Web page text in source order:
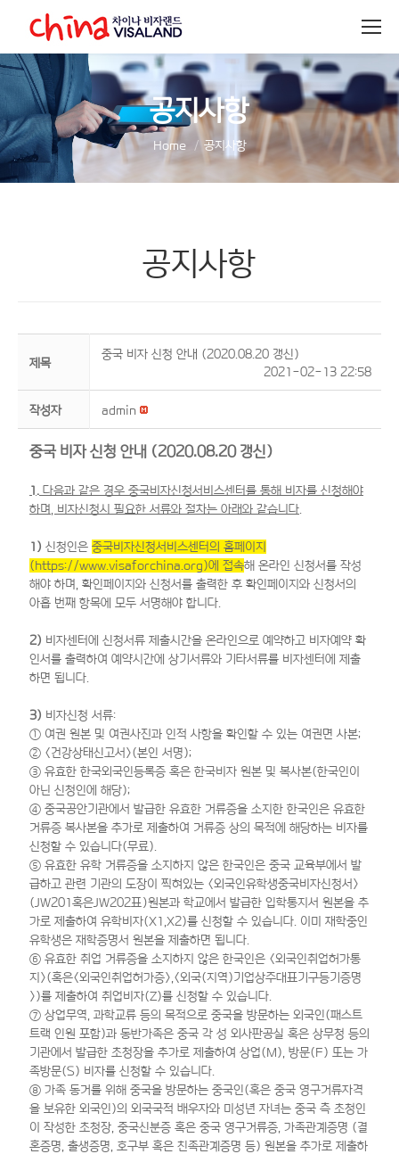
공지사항
You are here:
Home 공지사항
공지사항
제목
중국 비자 신청 안내 (2020.08.20 갱신)
2021-02-13 22:58
작성자 admin
중국 비자 신청 안내 (2020.08.20 갱신)
1. 다음과 같은 경우 중국비자신청서비스센터를 통해 비자를 신청해야
하며, 비자신청시 필요한 서류와 절차는 아래와 같습니다.
1) 신청인은 중국비자신청서비스센터의 홈페이지
(https://www.visaforchina.org)에 접속해 온라인 신청서를 작성
해야 하며, 확인페이지와 신청서를 출력한 후 확인페이지와 신청서의
아홉 번째 항목에 모두 서명해야 합니다.
2) 비자센터에 신청서류 제출시간을 온라인으로 예약하고 비자예약 확
인서를 출력하여 예약시간에 상기서류와 기타서류를 비자센터에 제출
하면 됩니다.
3) 비자신청 서류:
① 여권 원본 및 여권사진과 인적 사항을 확인할 수 있는 여권면 사본;
② <건강상태신고서>(본인 서명);
③ 유효한 한국외국인등록증 혹은 한국비자 원본 및 복사본(한국인이
아닌 신청인에 해당);
④ 중국공안기관에서 발급한 유효한 거류증을 소지한 한국인은 유효한
거류증 복사본을 추가로 제출하여 거류증 상의 목적에 해당하는 비자를
신청할 수 있습니다(무료).
⑤ 유효한 유학 거류증을 소지하지 않은 한국인은 중국 교육부에서 발
급하고 관련 기관의 도장이 찍혀있는 <외국인유학생중국비자신청서>
(JW201혹은JW202표）원본과 학교에서 발급한 입학통지서 원본을 추
가로 제출하여 유학비자(X1,X2)를 신청할 수 있습니다. 이미 재학중인
유학생은 재학증명서 원본을 제출하면 됩니다.
⑥ 유효한 취업 거류증을 소지하지 않은 한국인은 <외국인취업허가통
지>(혹은<외국인취업허가증>,<외국(지역)기업상주대표기구등기증명
>)를 제출하여 취업비자(Z)를 신청할 수 있습니다.
⑦ 상업무역, 과학교류 등의 목적으로 중국을 방문하는 외국인(패스트
트랙 인원 포함)과 동반가족은 중국 각 성 외사판공실 혹은 상무청 등의
기관에서 발급한 초청장을 추가로 제출하여 상업(M), 방문(F) 또는 가
족방문(S) 비자를 신청할 수 있습니다.
⑧ 가족 동거를 위해 중국을 방문하는 중국인(혹은 중국 영구거류자격
을 보유한 외국인)의 외국국적 배우자와 미성년 자녀는 중국 측 초청인
이 작성한 초청장, 중국신분증 혹은 중국 영구거류증, 가족관계증명 (결
혼증명, 출생증명, 호구부 혹은 친족관계증명 등) 원본을 추가로 제출하